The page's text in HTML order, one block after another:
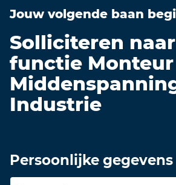
Jouw volgende baan
Solliciteren
functie Monteur
Industrie
Persoonlijke gegevens